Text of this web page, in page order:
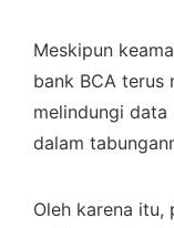
Meskipun
bank BCA terus
melindungi data
dalam
Oleh karena itu,